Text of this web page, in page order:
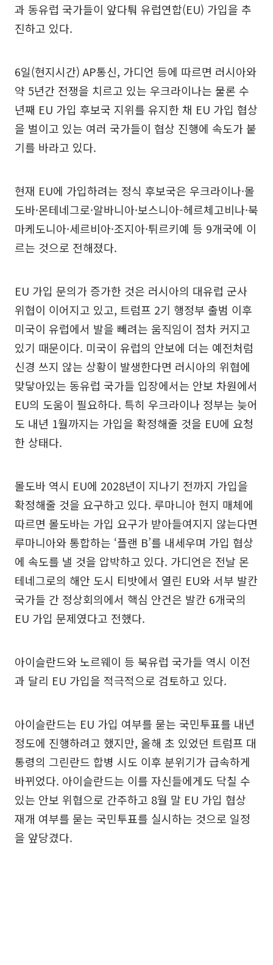
과 동유럽 국가들이 앞다퉈 유럽연합(EU) 가입을 추
진하고 있다.
6일(현지시간) AP통신, 가디언 등에 따르면 러시아와
약 5년간 전쟁을 치르고 있는 우크라이나는 물론 수
년째 EU 가입 후보국 지위를 유지한 채 EU 가입 협상
을 벌이고 있는 여러 국가들이 협상 진행에 속도가 붙
기를 바라고 있다.
현재 EU에 가입하려는 정식 후보국은 우크라이나·몰
도바·몬테네그로·알바니아·보스니아-헤르체고비나·북
마케도니아·세르비아·조지아·튀르키예 등 9개국에 이
르는 것으로 전해졌다.
EU 가입 문의가 증가한 것은 러시아의 대유럽 군사
위협이 이어지고 있고, 트럼프 2기 행정부 출범 이후
미국이 유럽에서 발을 빼려는 움직임이 점차 커지고
있기 때문이다. 미국이 유럽의 안보에 더는 예전처럼
신경 쓰지 않는 상황이 발생한다면 러시아의 위협에
맞닿아있는 동유럽 국가들 입장에서는 안보 차원에서
EU의 도움이 필요하다. 특히 우크라이나 정부는 늦어
도 내년 1월까지는 가입을 확정해줄 것을 EU에 요청
한 상태다.
몰도바 역시 EU에 2028년이 지나기 전까지 가입을
확정해줄 것을 요구하고 있다. 루마니아 현지 매체에
따르면 몰도바는 가입 요구가 받아들여지지 않는다면
루마니아와 통합하는 ‘플랜 B’를 내세우며 가입 협상
에 속도를 낼 것을 압박하고 있다. 가디언은 전날 몬
테네그로의 해안 도시 티밧에서 열린 EU와 서부 발칸
국가들 간 정상회의에서 핵심 안건은 발칸 6개국의
EU 가입 문제였다고 전했다.
아이슬란드와 노르웨이 등 북유럽 국가들 역시 이전
과 달리 EU 가입을 적극적으로 검토하고 있다.
아이슬란드는 EU 가입 여부를 묻는 국민투표를 내년
정도에 진행하려고 했지만, 올해 초 있었던 트럼프 대
통령의 그린란드 합병 시도 이후 분위기가 급속하게
바뀌었다. 아이슬란드는 이를 자신들에게도 닥칠 수
있는 안보 위협으로 간주하고 8월 말 EU 가입 협상
재개 여부를 묻는 국민투표를 실시하는 것으로 일정
을 앞당겼다.